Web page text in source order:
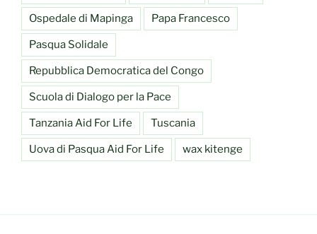
Ospedale di Mapinga Papa Francesco
Pasqua Solidale
Repubblica Democratica del Congo
Scuola di Dialogo per la Pace
Tanzania Aid For Life Tuscania
Uova di Pasqua Aid For Life wax kitenge